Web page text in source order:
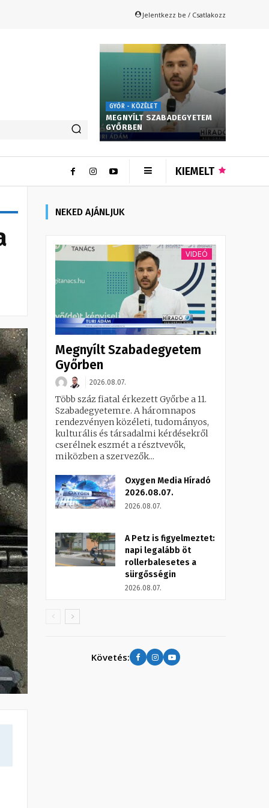
Jelentkezz be / Csatlakozz
GYŐR - KÖZÉLET
MEGNYÍLT SZABADEGYETEM
GYŐRBEN
KIEMELT
NEKED AJÁNLJUK
VIDEÓ
Megnyílt Szabadegyetem
Győrben
2026.08.07.
Több száz fiatal érkezett Győrbe a 11.
Szabadegyetemre. A háromnapos
rendezvényen közéleti, tudományos,
kulturális és társadalmi kérdésekről
cserélnek eszmét a résztvevők,
miközben a szervezők...
Oxygen Media Híradó
2026.08.07.
2026.08.07.
A Petz is figyelmeztet:
napi legalább öt
rollerbalesetes a
sürgősségin
2026.08.07.
Követés: